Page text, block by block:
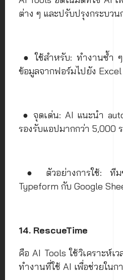
ต่าง ๆ และปรับปรุงกระบว
● ใช้สำหรับ: ทำงานซ้ำ
ข้อมูลจากฟอร์มไปยัง Excel
● จุดเด่น: AI แนะนำ
รองรับแอปมากกว่า 5,000
● ตัวอย่างการใช้: ทีม
Typeform กับ Google
14. RescueTime
คือ AI Tools ใช้วิเคราะห์เ
ทำงานที่ใช้ AI เพื่อช่วยในก